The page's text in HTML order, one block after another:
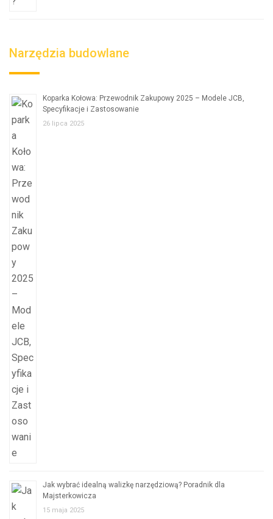
Narzędzia budowlane
Koparka Kołowa: Przewodnik Zakupowy 2025 – Modele JCB,
Specyfikacje i Zastosowanie
26 lipca 2025
Jak wybrać idealną walizkę narzędziową? Poradnik dla
Majsterkowicza
15 maja 2025